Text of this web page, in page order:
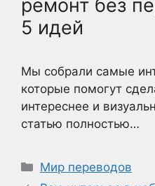
ремонт без
5 идей
Мы собрали самые
которые помогут
интереснее и
статью полностью…
Рубрики
Мир переводов